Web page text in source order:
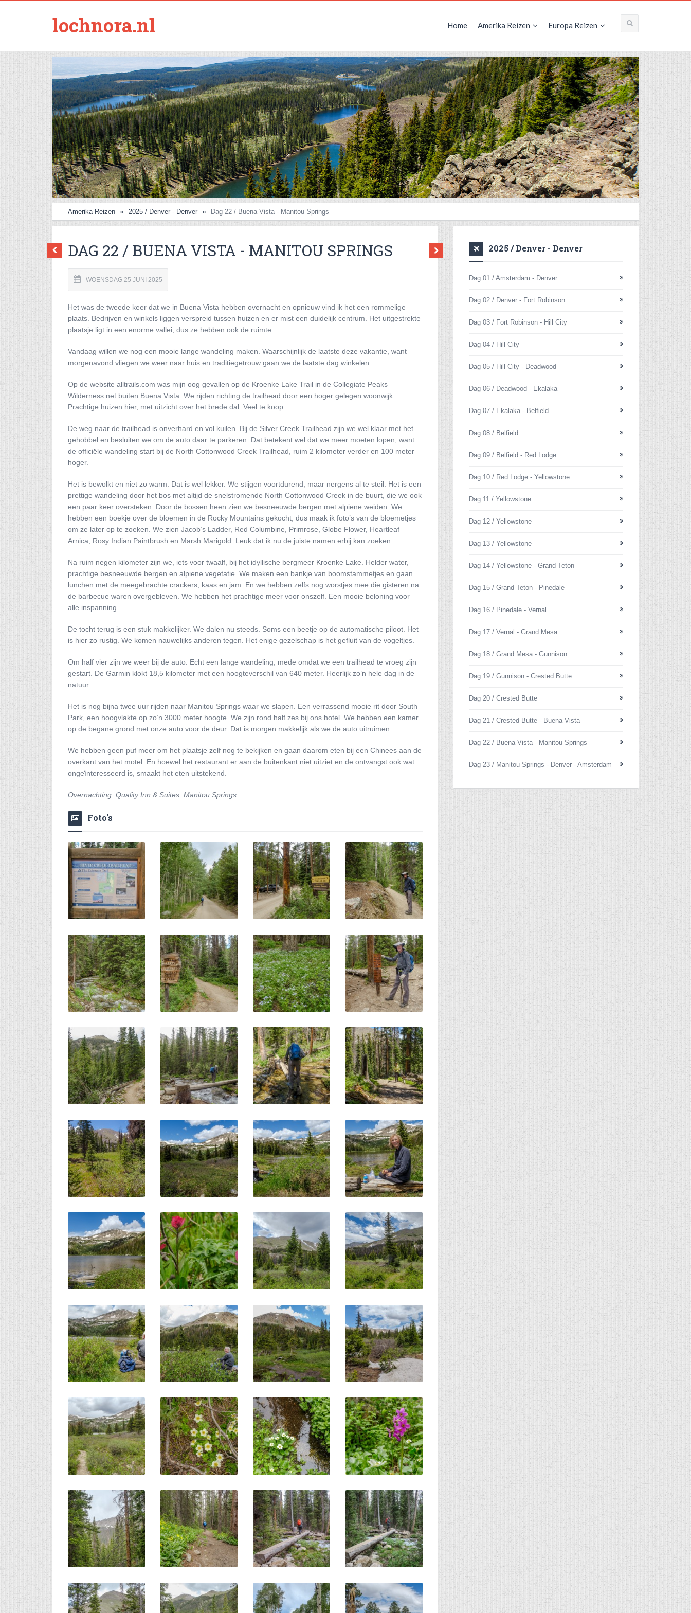
lochnora.nl Home Amerika Reizen Europa Reizen
Amerika Reizen 2025 / Denver - Denver Dag 22 / Buena Vista - Manitou Springs
DAG 22 / BUENA VISTA - MANITOU SPRINGS
WOENSDAG 25 JUNI 2025
Het was de tweede keer dat we in Buena Vista hebben overnacht en opnieuw vind ik het een rommelige
plaats. Bedrijven en winkels liggen verspreid tussen huizen en er mist een duidelijk centrum. Het uitgestrekte
plaatsje ligt in een enorme vallei, dus ze hebben ook de ruimte.
Vandaag willen we nog een mooie lange wandeling maken. Waarschijnlijk de laatste deze vakantie, want
morgenavond vliegen we weer naar huis en traditiegetrouw gaan we de laatste dag winkelen.
Op de website alltrails.com was mijn oog gevallen op de Kroenke Lake Trail in de Collegiate Peaks
Wilderness net buiten Buena Vista. We rijden richting de trailhead door een hoger gelegen woonwijk.
Prachtige huizen hier, met uitzicht over het brede dal. Veel te koop.
De weg naar de trailhead is onverhard en vol kuilen. Bij de Silver Creek Trailhead zijn we wel klaar met het
gehobbel en besluiten we om de auto daar te parkeren. Dat betekent wel dat we meer moeten lopen, want
de officiële wandeling start bij de North Cottonwood Creek Trailhead, ruim 2 kilometer verder en 100 meter
hoger.
Het is bewolkt en niet zo warm. Dat is wel lekker. We stijgen voortdurend, maar nergens al te steil. Het is een
prettige wandeling door het bos met altijd de snelstromende North Cottonwood Creek in de buurt, die we ook
een paar keer oversteken. Door de bossen heen zien we besneeuwde bergen met alpiene weiden. We
hebben een boekje over de bloemen in de Rocky Mountains gekocht, dus maak ik foto’s van de bloemetjes
om ze later op te zoeken. We zien Jacob’s Ladder, Red Columbine, Primrose, Globe Flower, Heartleaf
Arnica, Rosy Indian Paintbrush en Marsh Marigold. Leuk dat ik nu de juiste namen erbij kan zoeken.
Na ruim negen kilometer zijn we, iets voor twaalf, bij het idyllische bergmeer Kroenke Lake. Helder water,
prachtige besneeuwde bergen en alpiene vegetatie. We maken een bankje van boomstammetjes en gaan
lunchen met de meegebrachte crackers, kaas en jam. En we hebben zelfs nog worstjes mee die gisteren na
de barbecue waren overgebleven. We hebben het prachtige meer voor onszelf. Een mooie beloning voor
alle inspanning.
De tocht terug is een stuk makkelijker. We dalen nu steeds. Soms een beetje op de automatische piloot. Het
is hier zo rustig. We komen nauwelijks anderen tegen. Het enige gezelschap is het gefluit van de vogeltjes.
Om half vier zijn we weer bij de auto. Echt een lange wandeling, mede omdat we een trailhead te vroeg zijn
gestart. De Garmin klokt 18,5 kilometer met een hoogteverschil van 640 meter. Heerlijk zo’n hele dag in de
natuur.
Het is nog bijna twee uur rijden naar Manitou Springs waar we slapen. Een verrassend mooie rit door South
Park, een hoogvlakte op zo’n 3000 meter hoogte. We zijn rond half zes bij ons hotel. We hebben een kamer
op de begane grond met onze auto voor de deur. Dat is morgen makkelijk als we de auto uitruimen.
We hebben geen puf meer om het plaatsje zelf nog te bekijken en gaan daarom eten bij een Chinees aan de
overkant van het motel. En hoewel het restaurant er aan de buitenkant niet uitziet en de ontvangst ook wat
ongeïnteresseerd is, smaakt het eten uitstekend.
Overnachting: Quality Inn & Suites, Manitou Springs
Foto's
2025 / Denver - Denver
Dag 01 / Amsterdam - Denver
Dag 02 / Denver - Fort Robinson
Dag 03 / Fort Robinson - Hill City
Dag 04 / Hill City
Dag 05 / Hill City - Deadwood
Dag 06 / Deadwood - Ekalaka
Dag 07 / Ekalaka - Belfield
Dag 08 / Belfield
Dag 09 / Belfield - Red Lodge
Dag 10 / Red Lodge - Yellowstone
Dag 11 / Yellowstone
Dag 12 / Yellowstone
Dag 13 / Yellowstone
Dag 14 / Yellowstone - Grand Teton
Dag 15 / Grand Teton - Pinedale
Dag 16 / Pinedale - Vernal
Dag 17 / Vernal - Grand Mesa
Dag 18 / Grand Mesa - Gunnison
Dag 19 / Gunnison - Crested Butte
Dag 20 / Crested Butte
Dag 21 / Crested Butte - Buena Vista
Dag 22 / Buena Vista - Manitou Springs
Dag 23 / Manitou Springs - Denver - Amsterdam